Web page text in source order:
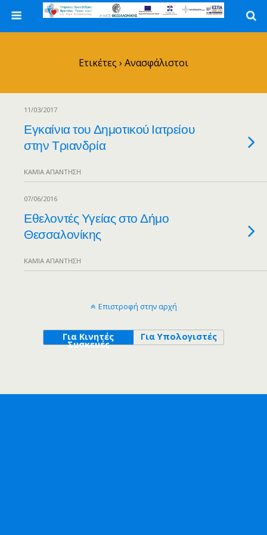
Ετικέτες › Ανασφάλιστοι
11/03/2017
Εγκαίνια του Δημοτικού Ιατρείου
στην Τριανδρία
ΚΑΜΊΑ ΑΠΆΝΤΗΣΗ
07/06/2016
Εθελοντές Υγείας στο Δήμο
Θεσσαλονίκης
ΚΑΜΊΑ ΑΠΆΝΤΗΣΗ
Επιστροφή στην αρχή
Για Κινητές
Συσκευές
Για Υπολογιστές